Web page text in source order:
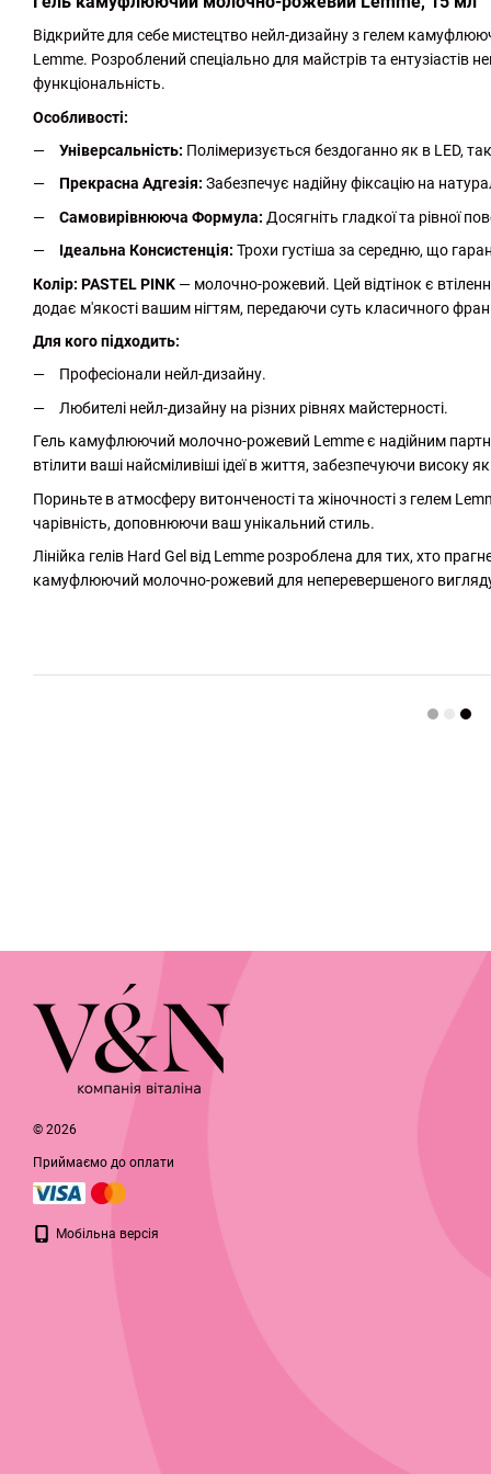
Відкрийте для себе мистецтво нейл-дизайну з гелем
Lemme. Розроблений спеціально для майстрів та ентузіастів
функціональність.
Особливості:
Універсальність: Полімеризується бездоганно як в LED,
Прекрасна Адгезія: Забезпечує надійну фіксацію на
Самовирівнююча Формула: Досягніть гладкої та рівної
Ідеальна Консистенція: Трохи густіша за середню, що
Колір: PASTEL PINK — молочно-рожевий. Цей відтінок є
додає м'якості вашим нігтям, передаючи суть класичного
Для кого підходить:
Професіонали нейл-дизайну.
Любителі нейл-дизайну на різних рівнях майстерності.
Гель камуфлюючий молочно-рожевий Lemme є надійним
втілити ваші найсміливіші ідеї в життя, забезпечуючи високу
Пориньте в атмосферу витонченості та жіночності з гелем
чарівність, доповнюючи ваш унікальний стиль.
Лінійка гелів Hard Gel від Lemme розроблена для тих, хто
камуфлюючий молочно-рожевий для неперевершеного вигляду
© 2026
Приймаємо до оплати
Мобільна версія